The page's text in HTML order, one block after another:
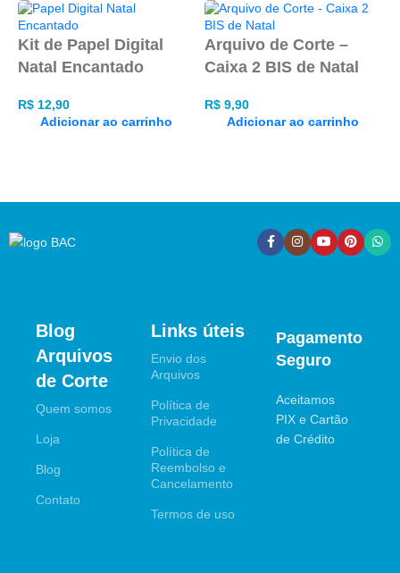
Kit de Papel Digital
Natal Encantado
R$ 12,90
Adicionar ao carrinho
Arquivo de Corte –
Caixa 2 BIS de Natal
R$9,90
Adicionar ao carrinho
Blog
Arquivos
de Corte
Quem somos
Loja
Blog
Contato
Links úteis
Envio dos
Arquivos
Política de
Privacidade
Política de
Reembolso e
Cancelamento
Termos de uso
Pagamento
Seguro
Aceitamos
PIX e Cartão
de Crédito